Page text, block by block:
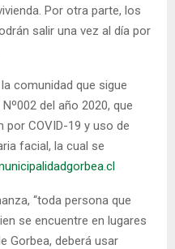
Por otra parte, los
salir una vez al día por
comunidad que sigue
del año 2020, que
COVID-19 y uso de
facial, la cual se
“toda persona que
se encuentre en lugares
Gorbea, deberá usar